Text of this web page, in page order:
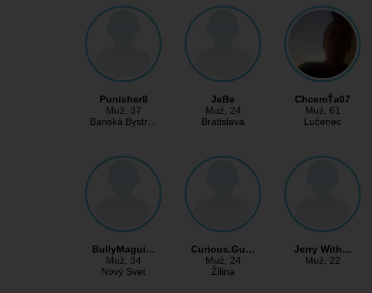
Punisher8
Muž, 37
Banská Bystr…
JeBe
Muž, 24
Bratislava
ChcemŤa07
Muž, 61
Lučenec
BullyMagui…
Muž, 34
Nový Svet
Curious.Gu…
Muž, 24
Žilina
Jerry With…
Muž, 22